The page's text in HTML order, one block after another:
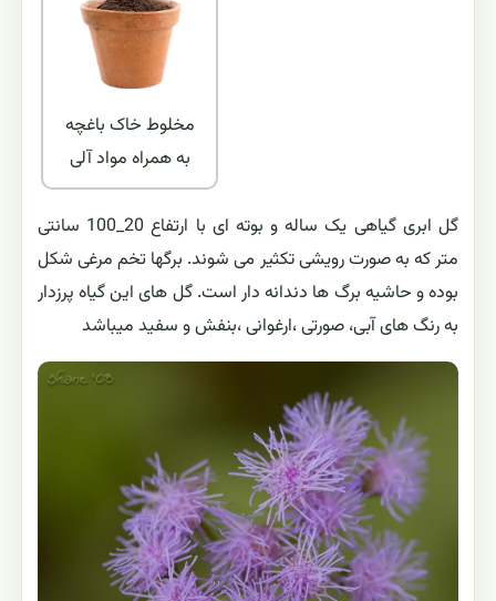
مخلوط خاک باغچه
به همراه مواد آلی
گل ابری گیاهی یک ساله و بوته ای با ارتفاع 20_100 سانتی
متر که به صورت رویشی تکثیر می شوند. برگها تخم مرغی شکل
بوده و حاشیه برگ ها دندانه دار است. گل های این گیاه پرزدار
به رنگ های آبی، صورتی ،ارغوانی ،بنفش و سفید میباشد